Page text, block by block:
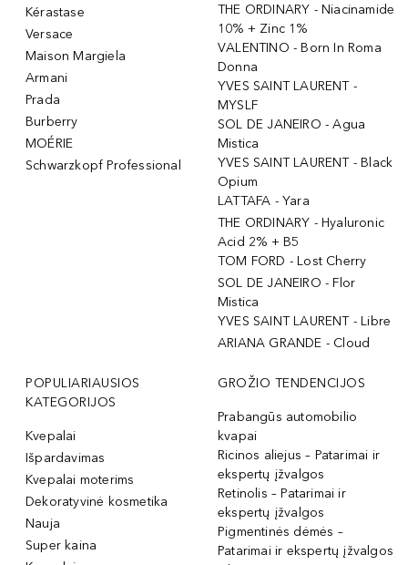
Kérastase
Versace
Maison Margiela
Armani
Prada
Burberry
MOÉRIE
Schwarzkopf Professional
THE ORDINARY - Niacinamide
10% + Zinc 1%
VALENTINO - Born In Roma
Donna
YVES SAINT LAURENT -
MYSLF
SOL DE JANEIRO - Agua
Mistica
YVES SAINT LAURENT - Black
Opium
LATTAFA - Yara
THE ORDINARY - Hyaluronic
Acid 2% + B5
TOM FORD - Lost Cherry
SOL DE JANEIRO - Flor
Mistica
YVES SAINT LAURENT - Libre
ARIANA GRANDE - Cloud
POPULIARIAUSIOS
KATEGORIJOS
Kvepalai
Išpardavimas
Kvepalai moterims
Dekoratyvinė kosmetika
Nauja
Super kaina
GROŽIO TENDENCIJOS
Prabangūs automobilio
kvapai
Ricinos aliejus – Patarimai ir
ekspertų įžvalgos
Retinolis – Patarimai ir
ekspertų įžvalgos
Pigmentinės dėmės –
Patarimai ir ekspertų įžvalgos